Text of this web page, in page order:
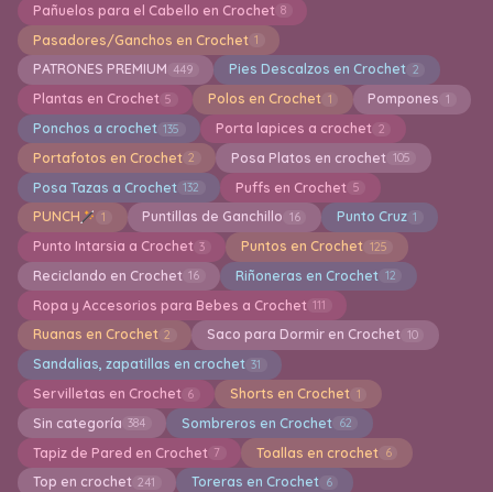
Pañuelos para el Cabello en Crochet 8
Pasadores/Ganchos en Crochet 1
PATRONES PREMIUM 449 Pies Descalzos en Crochet 2
Plantas en Crochet 5 Polos en Crochet 1 Pompones 1
Ponchos a crochet 135 Porta lapices a crochet 2
Portafotos en Crochet 2 Posa Platos en crochet 105
Posa Tazas a Crochet 132 Puffs en Crochet 5
PUNCH 1 Puntillas de Ganchillo 16 Punto Cruz 1
Punto Intarsia a Crochet 3 Puntos en Crochet 125
Reciclando en Crochet 16 Riñoneras en Crochet 12
Ropa y Accesorios para Bebes a Crochet 111
Ruanas en Crochet 2 Saco para Dormir en Crochet 10
Sandalias, zapatillas en crochet 31
Servilletas en Crochet 6 Shorts en Crochet 1
Sin categoría 384 Sombreros en Crochet 62
Tapiz de Pared en Crochet 7 Toallas en crochet 6
Top en crochet 241 Toreras en Crochet 6